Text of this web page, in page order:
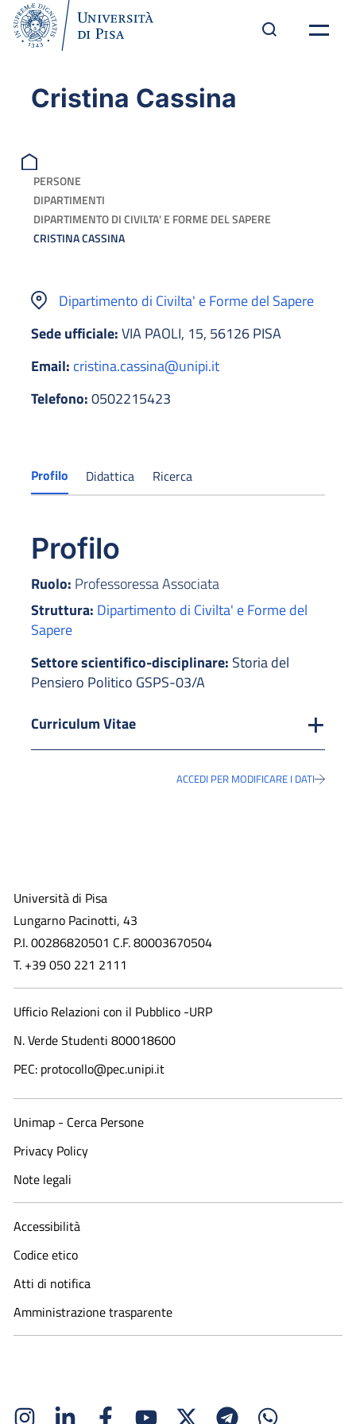
Cristina Cassina
PERSONE
DIPARTIMENTI
DIPARTIMENTO DI CIVILTA' E FORME DEL SAPERE
CRISTINA CASSINA
Dipartimento di Civilta' e Forme del Sapere
Sede ufficiale:VIA PAOLI, 15, 56126 PISA
Email: cristina.cassina@unipi.it
Telefono:0502215423
Profilo Didattica Ricerca
Profilo
Ruolo: Professoressa Associata
Struttura: Dipartimento di Civilta' e Forme del
Sapere
Settore scientifico-disciplinare: Storia del
Pensiero Politico GSPS-03/A
Curriculum Vitae
ACCEDI PER MODIFICARE I DATI
Università di Pisa
Lungarno Pacinotti, 43
P.I. 00286820501 C.F. 80003670504
T. +39 050 221 2111
Ufficio Relazioni con il Pubblico -URP
N. Verde Studenti 800018600​
PEC: protocollo@pec.unipi.it
Unimap - Cerca Persone
Privacy Policy
Note legali
Accessibilità
Codice etico
Atti di notifica
Amministrazione trasparente